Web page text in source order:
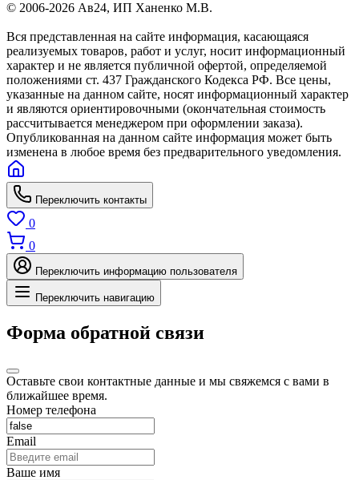
© 2006-2026 Ав24, ИП Ханенко М.В.
Вся представленная на сайте информация, касающаяся
реализуемых товаров, работ и услуг, носит информационный
характер и не является публичной офертой, определяемой
положениями ст. 437 Гражданского Кодекса РФ. Все цены,
указанные на данном сайте, носят информационный характер
и являются ориентировочными (окончательная стоимость
рассчитывается менеджером при оформлении заказа).
Опубликованная на данном сайте информация может быть
изменена в любое время без предварительного уведомления.
Переключить контакты
0
0
Переключить информацию пользователя
Переключить навигацию
Форма обратной связи
Оставьте свои контактные данные и мы свяжемся с вами в
ближайшее время.
Номер телефона
Email
Ваше имя